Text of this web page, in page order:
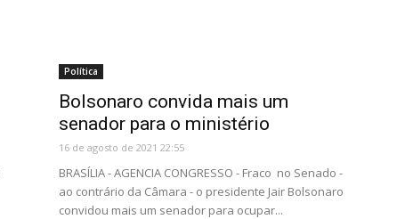
Política
Bolsonaro convida mais um
senador para o ministério
16 de agosto de 2021 22:55
BRASÍLIA - AGENCIA CONGRESSO - Fraco no Senado -
ao contrário da Câmara - o presidente Jair Bolsonaro
convidou mais um senador para ocupar...